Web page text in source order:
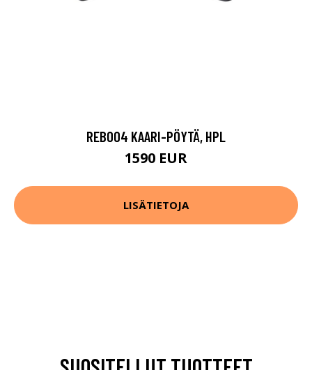
REB004 KAARI-PÖYTÄ, HPL
1590 EUR
LISÄTIETOJA